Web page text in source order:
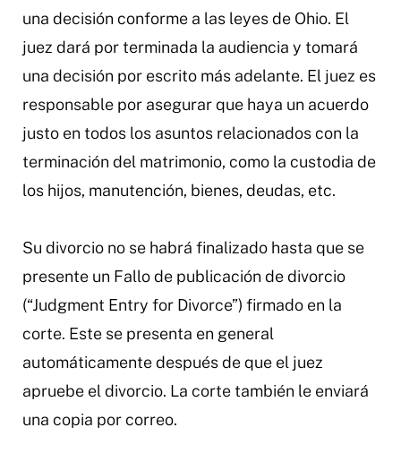
una decisión conforme a las leyes de Ohio. El
juez dará por terminada la audiencia y tomará
una decisión por escrito más adelante. El juez es
responsable por asegurar que haya un acuerdo
justo en todos los asuntos relacionados con la
terminación del matrimonio, como la custodia de
los hijos, manutención, bienes, deudas, etc.
Su divorcio no se habrá finalizado hasta que se
presente un Fallo de publicación de divorcio
(“Judgment Entry for Divorce”) firmado en la
corte. Este se presenta en general
automáticamente después de que el juez
apruebe el divorcio. La corte también le enviará
una copia por correo.